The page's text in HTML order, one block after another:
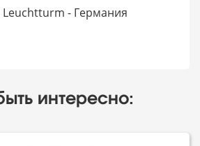
Leuchtturm - Германия
интересно: